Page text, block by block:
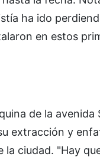
ha ido
en estos
de la
extracción y
ciudad. "Hay